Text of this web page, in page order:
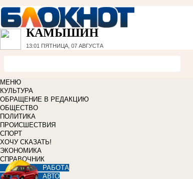
КАМЫШИН
13:01 ПЯТНИЦА, 07 АВГУСТА
МЕНЮ
КУЛЬТУРА
ОБРАЩЕНИЕ В РЕДАКЦИЮ
ОБЩЕСТВО
ПОЛИТИКА
ПРОИСШЕСТВИЯ
СПОРТ
ХОЧУ СКАЗАТЬ!
ЭКОНОМИКА
СПРАВОЧНИК
РАБОТА
АВТО